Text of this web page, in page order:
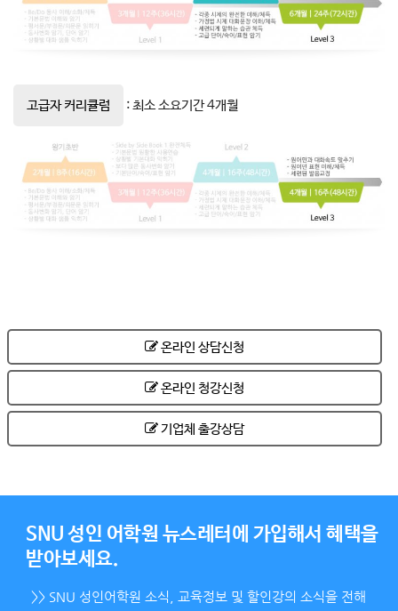
고급자 커리큘럼 : 최소 소요기간 4개월
온라인 상담신청
온라인 청강신청
기업체 출강상담
SNU 성인 어학원 뉴스레터에 가입해서 혜택을
받아보세요.
>> SNU 성인어학원 소식, 교육정보 및 할인강의 소식을 전해